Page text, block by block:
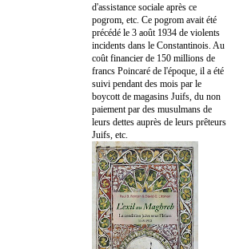
d'assistance sociale après ce
pogrom, etc. Ce pogrom avait été
précédé le 3 août 1934 de violents
incidents dans le Constantinois. Au
coût financier de 150 millions de
francs Poincaré de l'époque, il a été
suivi pendant des mois par le
boycott de magasins Juifs, du non
paiement par des musulmans de
leurs dettes auprès de leurs prêteurs
Juifs, etc.